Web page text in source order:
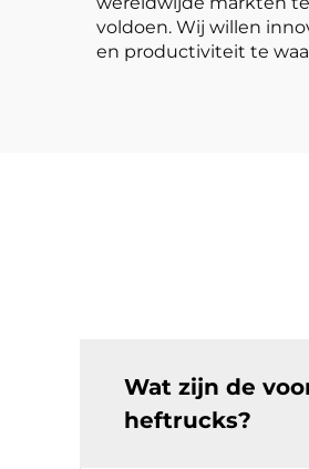
voldoen. Wij willen
en productiviteit te
Wat zijn de
heftrucks?